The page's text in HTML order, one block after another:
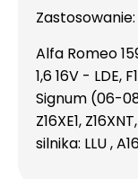
Zastosowanie:
Alfa Romeo
1,6 16V -
Signum (06-08),
Z16XE1,
silnika: LLU ,